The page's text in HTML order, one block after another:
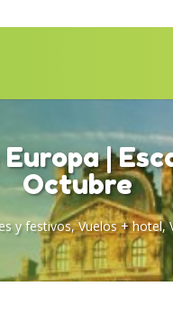
|
Octubre
y festivos,Vuelos + hotel,